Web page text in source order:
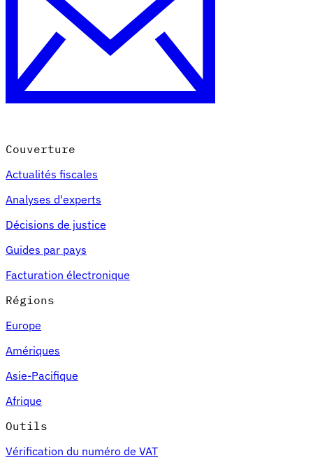
Couverture
Actualités fiscales
Analyses d'experts
Décisions de justice
Guides par pays
Facturation électronique
Régions
Europe
Amériques
Asie-Pacifique
Afrique
Outils
Vérification du numéro de VAT